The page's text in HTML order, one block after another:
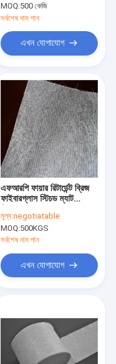
MOQ:500 কেজি
সর্বশেষ দাম পান
এখন যোগাযোগ
এফআরপি ফায়ার রিটার্ডেন্ট ব্রিজ
ফাইবারগ্লাস স্টিচড ম্যাট
মিমি
মূল্য:negotiatable
MOQ:500KGS
সর্বশেষ দাম পান
এখন যোগাযোগ